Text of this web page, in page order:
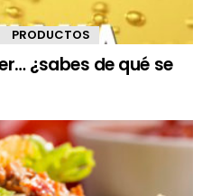
PRODUCTOS
¿sabes de qué se